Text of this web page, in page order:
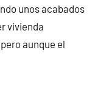
unos acabados
vivienda
aunque el